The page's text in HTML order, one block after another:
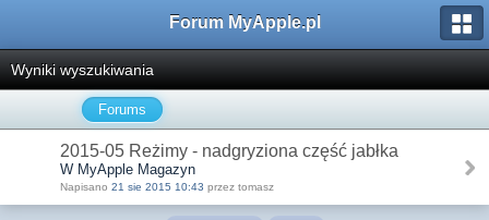
Forum MyApple.pl
Wyniki wyszukiwania
Forums
2015-05 Reżimy - nadgryziona część jabłka
W MyApple Magazyn
Napisano 21 sie 2015 10:43 przez tomasz